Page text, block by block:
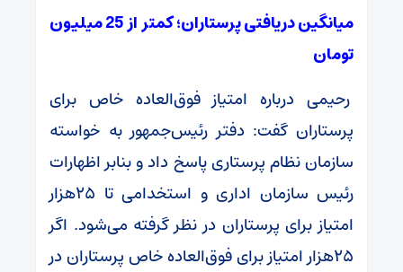
میانگین دریافتی پرستاران؛ کمتر از 25 میلیون
تومان
رحیمی درباره امتیاز فوق‌العاده خاص برای
پرستاران گفت: دفتر رئیس‌جمهور به خواسته
سازمان نظام پرستاری پاسخ داد و بنابر اظهارات
رئیس سازمان اداری و استخدامی تا ۲۵هزار
امتیاز برای پرستاران در نظر گرفته می‌شود. اگر
۲۵هزار امتیاز برای فوق‌العاده خاص پرستاران در